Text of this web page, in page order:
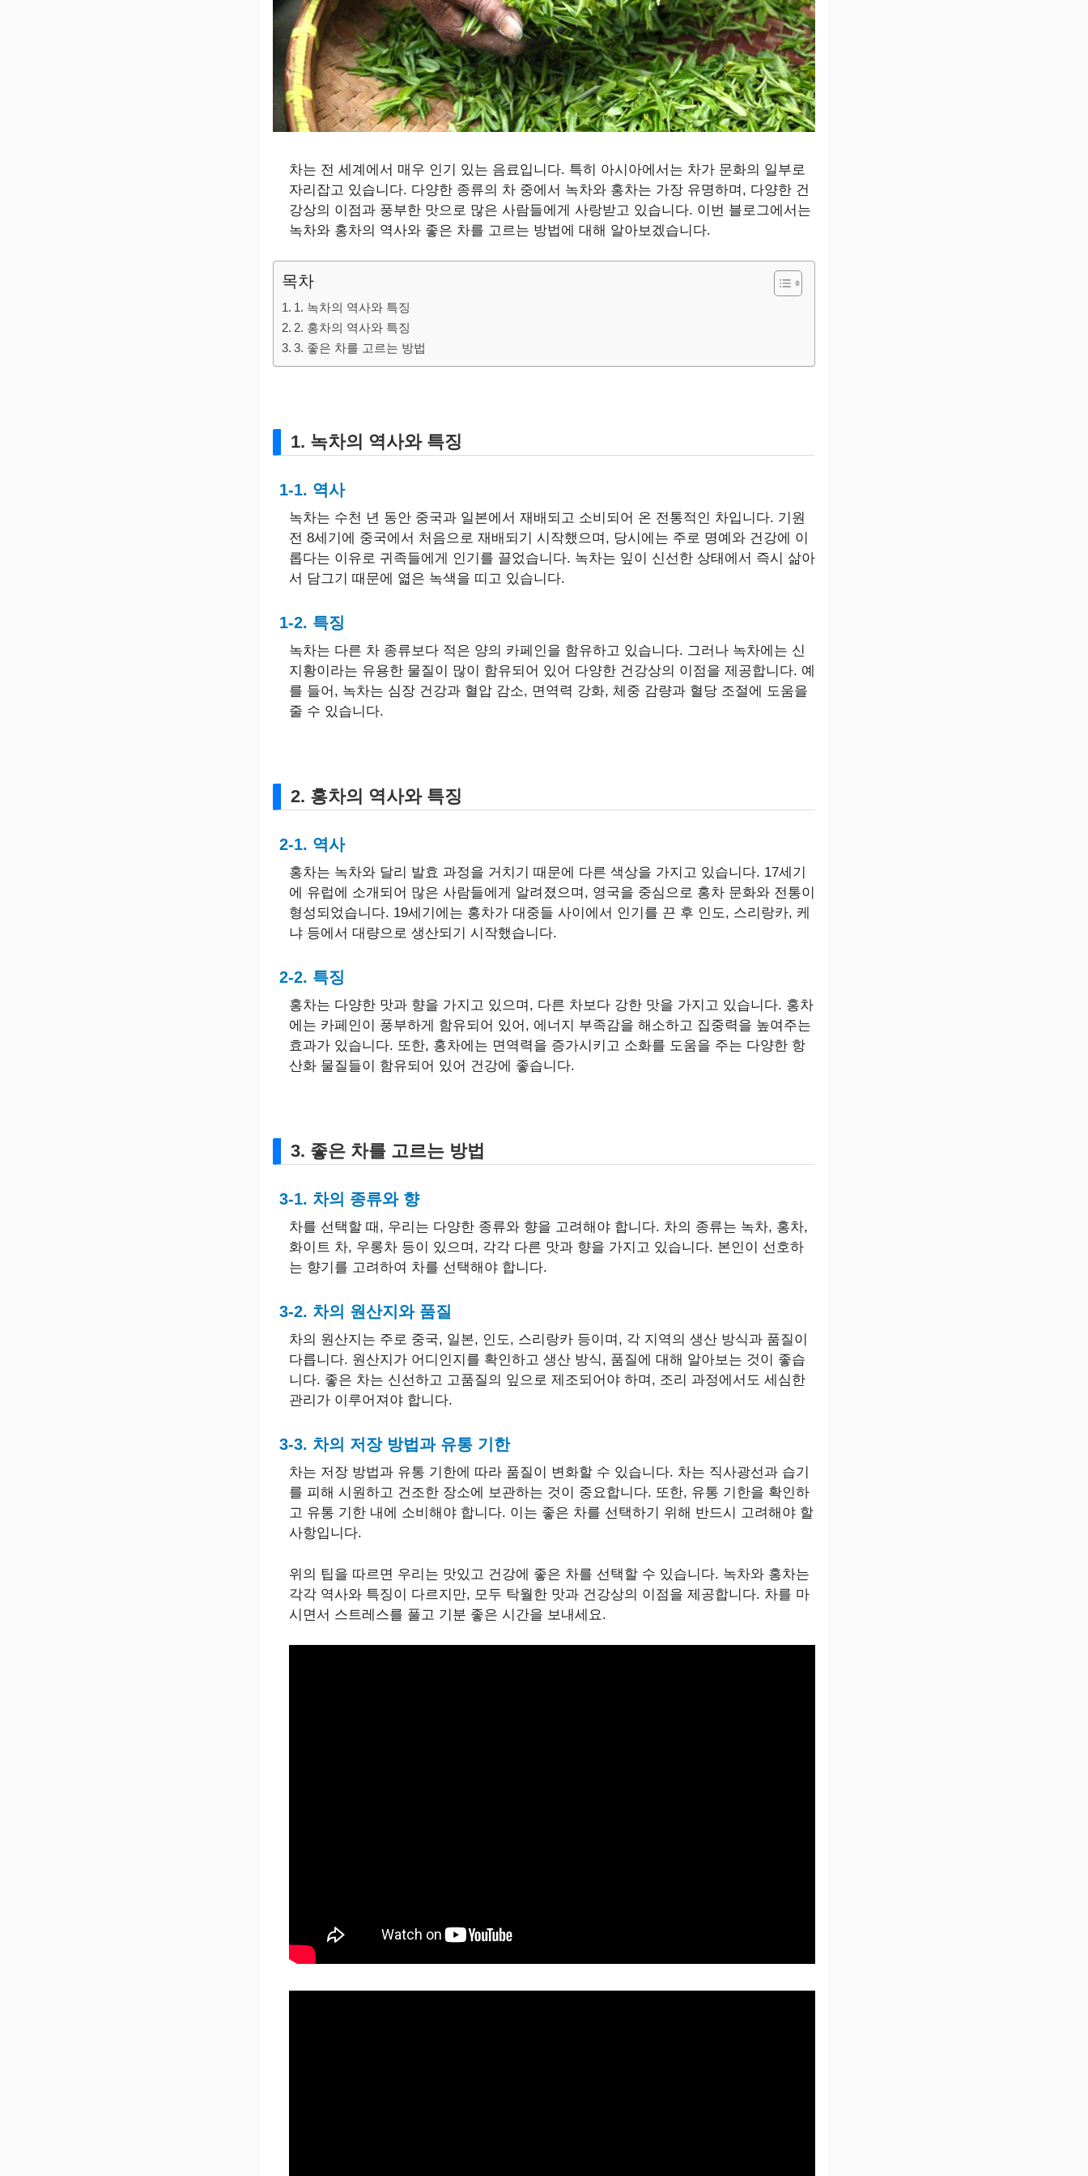
차는 전 세계에서 매우 인기 있는 음료입니다. 특히 아시아에서는 차가 문화의 일부로
자리잡고 있습니다. 다양한 종류의 차 중에서 녹차와 홍차는 가장 유명하며, 다양한 건
강상의 이점과 풍부한 맛으로 많은 사람들에게 사랑받고 있습니다. 이번 블로그에서는
녹차와 홍차의 역사와 좋은 차를 고르는 방법에 대해 알아보겠습니다.
목차
1. 녹차의 역사와 특징
2. 홍차의 역사와 특징
3. 좋은 차를 고르는 방법
1. 녹차의 역사와 특징
1-1. 역사
녹차는 수천 년 동안 중국과 일본에서 재배되고 소비되어 온 전통적인 차입니다. 기원
전 8세기에 중국에서 처음으로 재배되기 시작했으며, 당시에는 주로 명예와 건강에 이
롭다는 이유로 귀족들에게 인기를 끌었습니다. 녹차는 잎이 신선한 상태에서 즉시 삶아
서 담그기 때문에 엷은 녹색을 띠고 있습니다.
1-2. 특징
녹차는 다른 차 종류보다 적은 양의 카페인을 함유하고 있습니다. 그러나 녹차에는 신
지황이라는 유용한 물질이 많이 함유되어 있어 다양한 건강상의 이점을 제공합니다. 예
를 들어, 녹차는 심장 건강과 혈압 감소, 면역력 강화, 체중 감량과 혈당 조절에 도움을
줄 수 있습니다.
2. 홍차의 역사와 특징
2-1. 역사
홍차는 녹차와 달리 발효 과정을 거치기 때문에 다른 색상을 가지고 있습니다. 17세기
에 유럽에 소개되어 많은 사람들에게 알려졌으며, 영국을 중심으로 홍차 문화와 전통이
형성되었습니다. 19세기에는 홍차가 대중들 사이에서 인기를 끈 후 인도, 스리랑카, 케
냐 등에서 대량으로 생산되기 시작했습니다.
2-2. 특징
홍차는 다양한 맛과 향을 가지고 있으며, 다른 차보다 강한 맛을 가지고 있습니다. 홍차
에는 카페인이 풍부하게 함유되어 있어, 에너지 부족감을 해소하고 집중력을 높여주는
효과가 있습니다. 또한, 홍차에는 면역력을 증가시키고 소화를 도움을 주는 다양한 항
산화 물질들이 함유되어 있어 건강에 좋습니다.
3. 좋은 차를 고르는 방법
3-1. 차의 종류와 향
차를 선택할 때, 우리는 다양한 종류와 향을 고려해야 합니다. 차의 종류는 녹차, 홍차,
화이트 차, 우롱차 등이 있으며, 각각 다른 맛과 향을 가지고 있습니다. 본인이 선호하
는 향기를 고려하여 차를 선택해야 합니다.
3-2. 차의 원산지와 품질
차의 원산지는 주로 중국, 일본, 인도, 스리랑카 등이며, 각 지역의 생산 방식과 품질이
다릅니다. 원산지가 어디인지를 확인하고 생산 방식, 품질에 대해 알아보는 것이 좋습
니다. 좋은 차는 신선하고 고품질의 잎으로 제조되어야 하며, 조리 과정에서도 세심한
관리가 이루어져야 합니다.
3-3. 차의 저장 방법과 유통 기한
차는 저장 방법과 유통 기한에 따라 품질이 변화할 수 있습니다. 차는 직사광선과 습기
를 피해 시원하고 건조한 장소에 보관하는 것이 중요합니다. 또한, 유통 기한을 확인하
고 유통 기한 내에 소비해야 합니다. 이는 좋은 차를 선택하기 위해 반드시 고려해야 할
사항입니다.
위의 팁을 따르면 우리는 맛있고 건강에 좋은 차를 선택할 수 있습니다. 녹차와 홍차는
각각 역사와 특징이 다르지만, 모두 탁월한 맛과 건강상의 이점을 제공합니다. 차를 마
시면서 스트레스를 풀고 기분 좋은 시간을 보내세요.